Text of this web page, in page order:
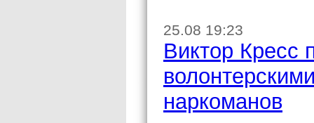
25.08 19:23
Виктор Кресс
наркоманов